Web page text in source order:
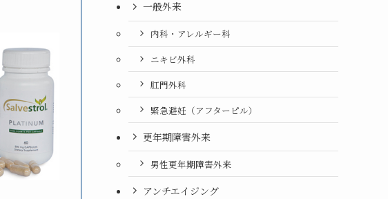
一般外来
内科・アレルギー科
ニキビ外科
肛門外科
緊急避妊（アフターピル）
更年期障害外来
男性更年期障害外来
アンチエイジング